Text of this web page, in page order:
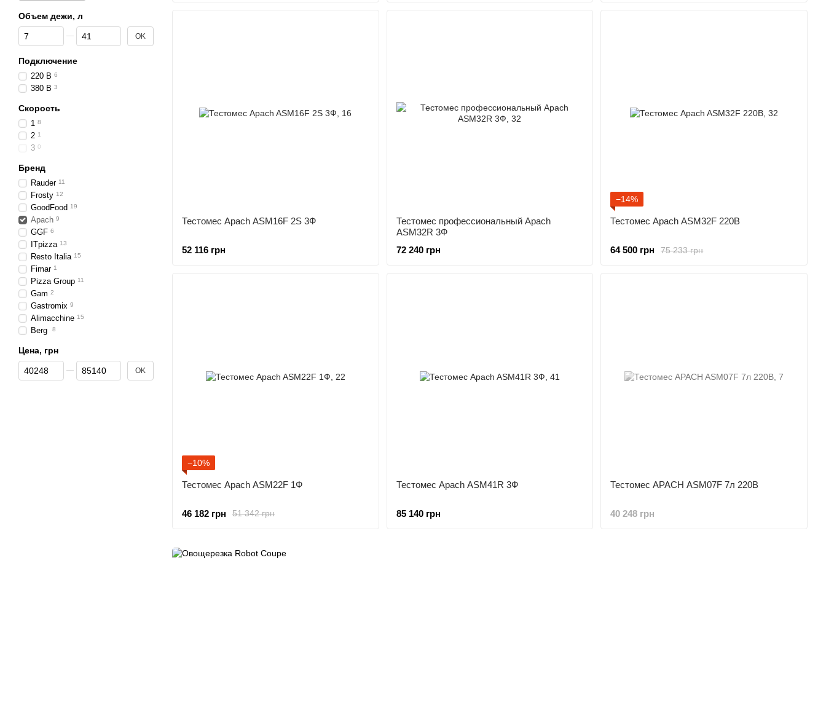
Тестомес Apach ASM16F 2S 3Ф
52 116 грн
Тестомес профессиональный Apach
ASM32R 3Ф
72 240 грн
−14%
Тестомес Apach ASM32F 220В
75 233 грн
64 500 грн
−10%
Тестомес Apach ASM22F 1Ф
51 342 грн
46 182 грн
Тестомес Apach ASM41R 3Ф
85 140 грн
Тестомес APACH ASM07F 7л 220В
40 248 грн
Объем дежи, л
От Объем дежи, л
До Объем дежи, л OK
Подключение
220 В 6
380 В 3
Скорость
1 8
2 1
3 0
Бренд
Rauder 11
Frosty 12
GoodFood 19
Apach 9
GGF 6
ITpizza 13
Resto Italia 15
Fimar 1
Pizza Group 11
Gam 2
Gastromix 9
Alimacchine 15
Berg 8
Цена, грн
От Цена, грн
До Цена, грн OK